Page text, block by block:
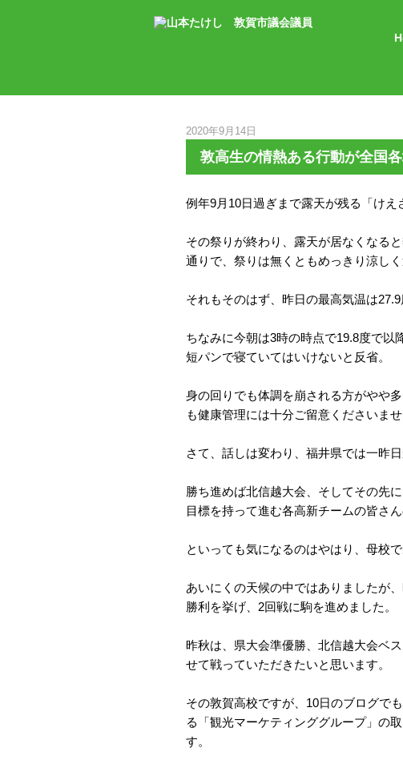
2020年9月14日
敦高生の情熱ある行動が全国
例年9月10日過ぎまで露天が残る「けえ
その祭りが終わり、露天が居なくなる
通りで、祭りは無くともめっきり涼し
それもそのはず、昨日の最高気温は
ちなみに今朝は3時の時点で19.8度で以
短パンで寝ていてはいけないと反省。
身の回りでも体調を崩される方がやや
も健康管理には十分ご留意くださいませ
さて、話しは変わり、福井県では一昨
勝ち進めば北信越大会、そしてその先
目標を持って進む各高新チームの皆さ
といっても気になるのはやはり、母校
あいにくの天候の中ではありましたが
勝利を挙げ、2回戦に駒を進めました。
昨秋は、県大会準優勝、北信越大会ベ
せて戦っていただきたいと思います。
その敦賀高校ですが、10日のブログで
る「観光マーケティンググループ」の
す。